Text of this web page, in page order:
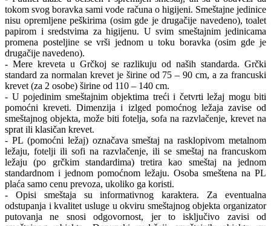
tokom svog boravka sami vode računa o higijeni. Smeštajne jedinice
nisu opremljene peškirima (osim gde je drugačije navedeno), toalet
papirom i sredstvima za higijenu. U svim smeštajnim jedinicama
promena posteljine se vrši jednom u toku boravka (osim gde je
drugačije navedeno).
- Mere kreveta u Grčkoj se razlikuju od naših standarda. Grčki
standard za normalan krevet je širine od 75 – 90 cm, a za francuski
krevet (za 2 osobe) širine od 110 – 140 cm.
- U pojedinim smeštajnim objektima treći i četvrti ležaj mogu biti
pomoćni kreveti. Dimenzija i izlged pomoćnog ležaja zavise od
smeštajnog objekta, može biti fotelja, sofa na razvlačenje, krevet na
sprat ili klasičan krevet.
- PL (pomoćni ležaj) označava smeštaj na rasklopivom metalnom
ležaju, fotelji ili sofi na razvlačenje, ili se smeštaj na francuskom
ležaju (po grčkim standardima) tretira kao smeštaj na jednom
standardnom i jednom pomoćnom ležaju. Osoba smeštena na PL
plaća samo cenu prevoza, ukoliko ga koristi.
- Opisi smeštaja su informativnog karaktera. Za eventualna
odstupanja i kvalitet usluge u okviru smeštajnog objekta organizator
putovanja ne snosi odgovornost, jer to isključivo zavisi od